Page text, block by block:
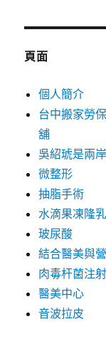
鍵
頁面
個人簡介
台中搬家勞
舖
吳紹琥是兩
微整形
抽脂手術
水滴果凍隆乳
玻尿酸
結合醫美與
肉毒杆菌注射
醫美中心
音波拉皮